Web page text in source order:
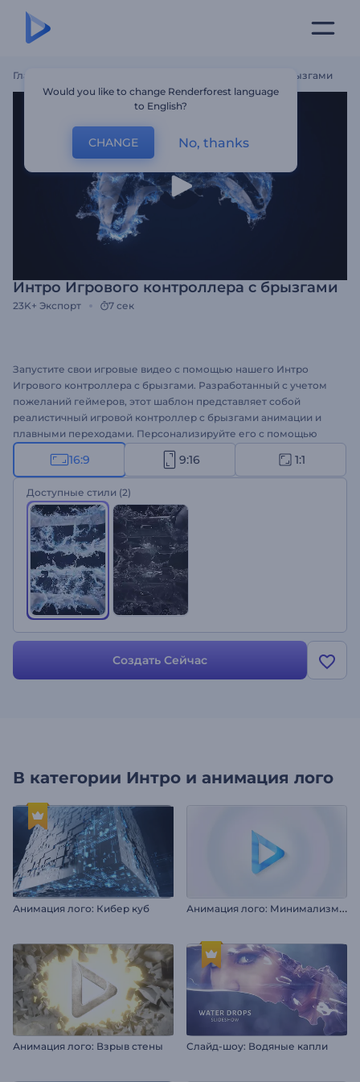
Главная Интро Игрового Контроллера С Брызгами
Интро Игрового контроллера с брызгами
23K+ Экспорт 7 сек
Запустите свои игровые видео с помощью нашего Интро
Игрового контроллера с брызгами. Разработанный с учетом
пожеланий геймеров, этот шаблон представляет собой
реалистичный игровой контроллер с брызгами анимации и
плавными переходами. Персонализируйте его с помощью
своего логотипа, теглайна и фоновой музыки и выкладывайте
на своих каналах, чтобы покорить зрителей с первой секунды.
Идеально подходит для игровых интро и аутро, прямых
трансляций на YouTube, игровых монтажей и многих других
проектов. Попробуйте прямо сейчас и повысьте уровень
своего игрового контента!
16:9 9:16 1:1
Доступные стили (2)
Создать Сейчас
В категории Интро и анимация лого
Анимация лого: Кибер куб А
нимация лого: Минимализм и вращение
Анимация лого: Взрыв стены Слайд-шоу: Водяные капли
Would you like to change Renderforest language
to English?
CHANGE No, thanks